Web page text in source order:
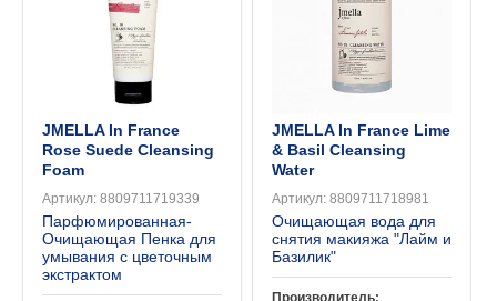
JMELLA In France
Rose Suede Cleansing
Foam
Артикул: 8809711719339
Парфюмированная-
Очищающая Пенка для
умывания с цветочным
экстрактом
JMELLA In France Lime
& Basil Cleansing
Water
Артикул:8809711718981
Очищающая вода для
снятия макияжа "Лайм и
Базилик"
Производитель: